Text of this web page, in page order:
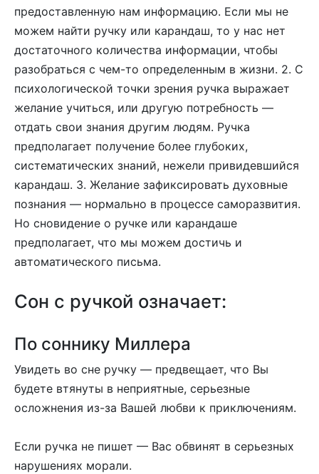
предоставленную нам информацию. Если мы не
можем найти ручку или карандаш, то у нас нет
достаточного количества информации, чтобы
разобраться с чем-то определенным в жизни. 2. С
психологической точки зрения ручка выражает
желание учиться, или другую потребность —
отдать свои знания другим людям. Ручка
предполагает получение более глубоких,
систематических знаний, нежели привидевшийся
карандаш. 3. Желание зафиксировать духовные
познания — нормально в процессе саморазвития.
Но сновидение о ручке или карандаше
предполагает, что мы можем достичь и
автоматического письма.
Сон с ручкой означает:
По соннику Миллера
Увидеть во сне ручку — предвещает, что Вы
будете втянуты в неприятные, серьезные
осложнения из-за Вашей любви к приключениям.
Если ручка не пишет — Вас обвинят в серьезных
нарушениях морали.